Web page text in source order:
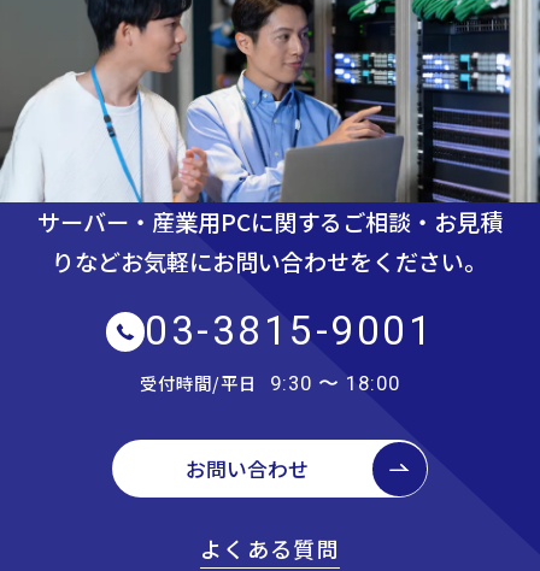
サーバー・産業用PCに関するご相談・お見積
りなどお気軽にお問い合わせをください。
03-3815-9001
受付時間/平日 9:30 〜 18:00
お問い合わせ
よくある質問